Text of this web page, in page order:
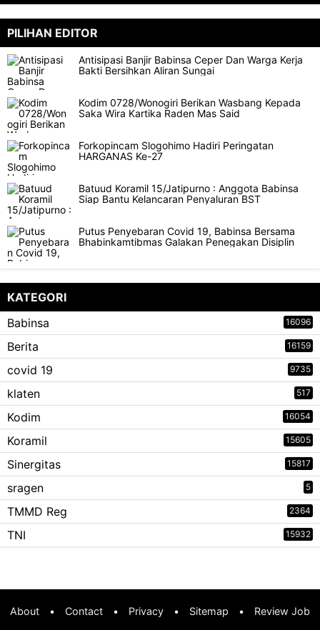
PILIHAN EDITOR
Antisipasi Banjir Babinsa Ceper Dan Warga Kerja
Bakti Bersihkan Aliran Sungai
Kodim 0728/Wonogiri Berikan Wasbang Kepada
Saka Wira Kartika Raden Mas Said
Forkopincam Slogohimo Hadiri Peringatan
HARGANAS Ke-27
Batuud Koramil 15/Jatipurno : Anggota Babinsa
Siap Bantu Kelancaran Penyaluran BST
Putus Penyebaran Covid 19, Babinsa Bersama
Bhabinkamtibmas Galakan Penegakan Disiplin
KATEGORI
Babinsa
16096
Berita 16159
covid 19 9735
klaten 517
Kodim 16054
Koramil 15605
Sinergitas 15817
sragen 5
TMMD Reg 2364
TNI 15932
About • Contact • Privacy • Sitemap • Review Job